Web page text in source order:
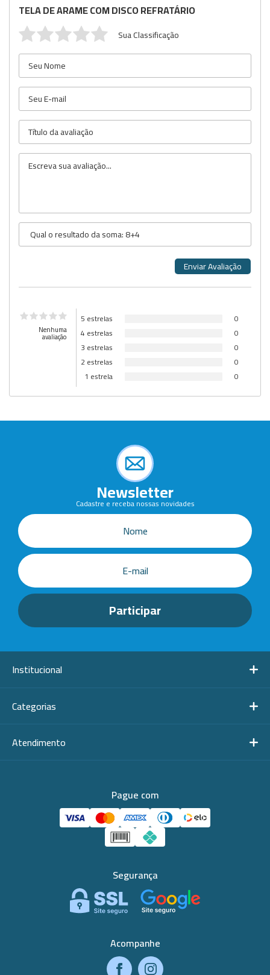
TELA DE ARAME COM DISCO REFRATÁRIO
Sua Classificação
Nenhuma
avaliação
5 estrelas
0
4 estrelas
0
3 estrelas
0
2 estrelas
0
1 estrela
0
Newsletter
Cadastre e receba nossas novidades
Institucional
Categorias
Atendimento
Pague com
Segurança
Acompanhe